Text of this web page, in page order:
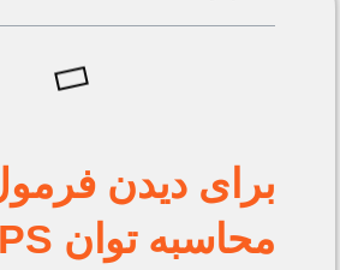
برای دیدن